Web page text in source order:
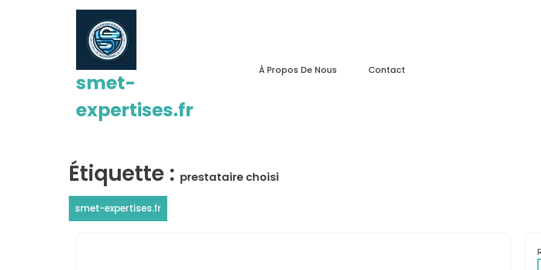
smet-
expertises.fr
À Propos De Nous Contact
Étiquette : prestataire choisi
smet-expertises.fr